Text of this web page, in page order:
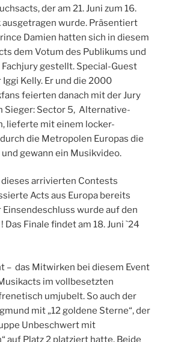
der am 21. Juni zum 16.
ausgetragen wurde. Präsentiert
Damien hatten sich in diesem
dem Votum des Publikums und
gestellt. Special-Guest
Kelly. Er und die 2000
feierten danach mit der Jury
Sieger: Sector 5, Alternative-
lieferte mit einem locker-
die Metropolen Europas die
gewann ein Musikvideo.
dieses arrivierten Contests
Acts aus Europa bereits
wurde auf den
Finale findet am 18. Juni `24
– das Mitwirken bei diesem Event
im vollbesetzten
umjubelt. So auch der
mit „12 goldene Sterne“, der
Unbeschwert mit
auf Platz 2 platziert hatte. Beide